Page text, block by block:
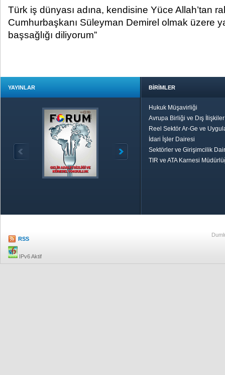
Türk iş dünyası adına, kendisine Yüce Allah’tan
Cumhurbaşkanı Süleyman Demirel olmak üzere
başsağlığı diliyorum”
YAYINLAR BİRİMLER
Hukuk Müşavirliği
Avrupa Birliği ve Dış
Reel Sektör Ar-Ge ve
İdari İşler Dairesi
Sektörler ve Girişimcilik
TIR ve ATA Karnesi
RSS
IPv6 Aktif